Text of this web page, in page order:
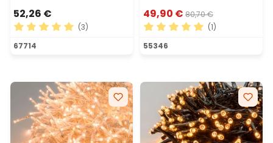
52,26 €
Valutazione media di 5 su 5 stelle
(3)
67714
49,90 € 80,70 €
Valutazione media di 5 su
(1)
55346